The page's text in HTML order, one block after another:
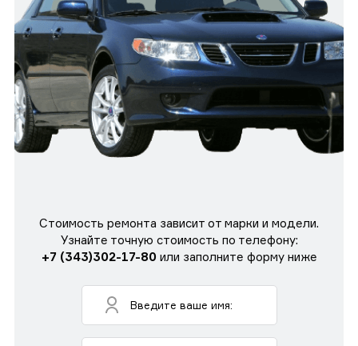
Стоимость ремонта зависит от марки и модели.
Узнайте точную стоимость по телефону:
+7 (343)302-17-80 или заполните форму ниже